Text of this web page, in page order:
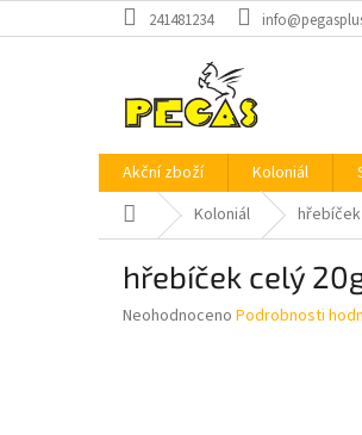
na
241481234
Akční zboží Koloniál
Domů Koloniál hřebíček
hřebíček celý
Průměrné
Neohodnoceno Podrobnosti